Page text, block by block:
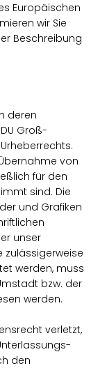
Europäischen
wir Sie
Beschreibung
deren
Groß-
von
für den
sind. Die
und Grafiken
unser
zulässigerweise
werden, muss
bzw. der
werden.
verletzt,
den